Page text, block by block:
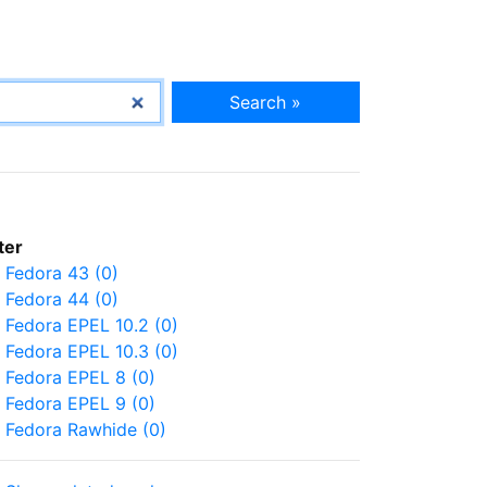
Search »
Fedora 43 (0)
Fedora 44 (0)
Fedora EPEL 10.2 (0)
Fedora EPEL 10.3 (0)
Fedora EPEL 8 (0)
Fedora EPEL 9 (0)
Fedora Rawhide (0)